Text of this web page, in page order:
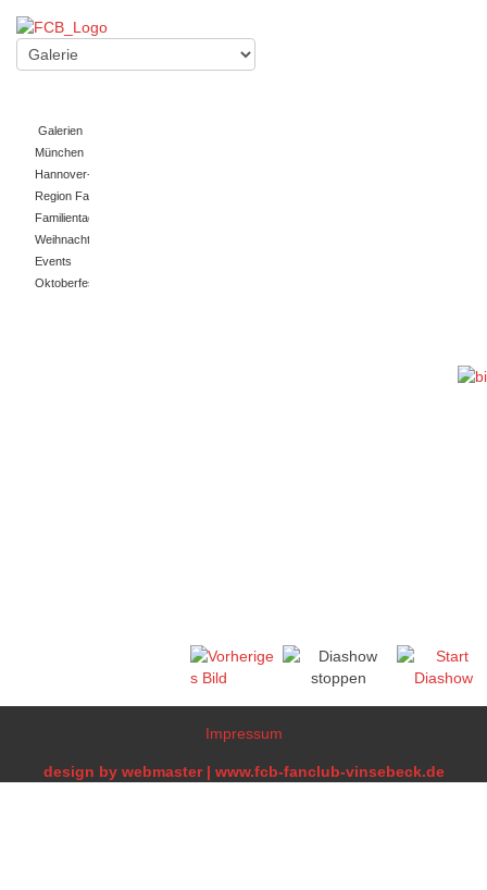
Galerien
München
Hannover-Fahrt
Region Fanclub
Familientag/Somerfest
Weihnachtsfeier
Events
Oktoberfest
Impressum
design by webmaster | www.fcb-fanclub-vinsebeck.de